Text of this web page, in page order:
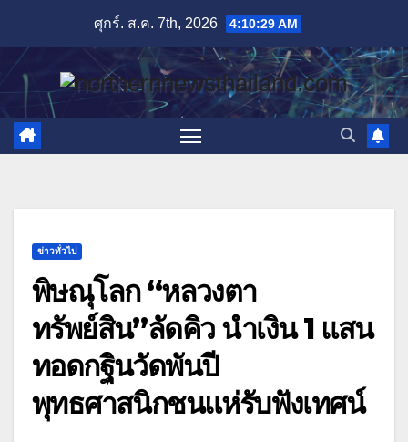
content
ศุกร์. ส.ค. 7th, 2026 4:10:30 AM
ข่าวทั่วไป
พิษณุโลก “หลวงตา
ทรัพย์สิน”ลัดคิว นำเงิน 1 แสน
ทอดกฐินวัดพันปี
พุทธศาสนิกชนแห่รับฟังเทศน์